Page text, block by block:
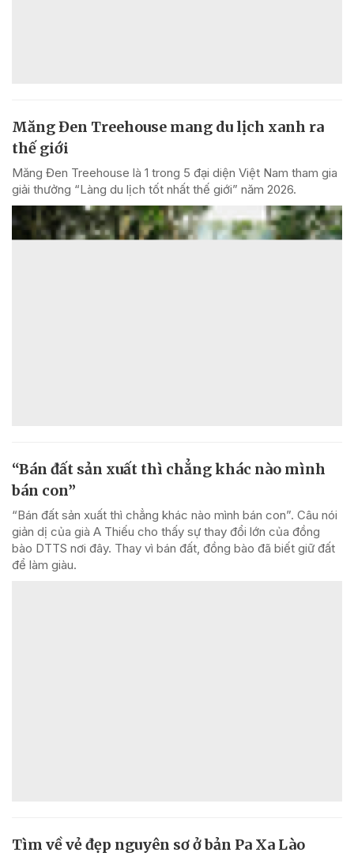
Măng Đen Treehouse mang du lịch xanh ra
thế giới
Măng Đen Treehouse là 1 trong 5 đại diện Việt Nam tham gia
giải thưởng “Làng du lịch tốt nhất thế giới” năm 2026.
“Bán đất sản xuất thì chẳng khác nào mình
bán con”
“Bán đất sản xuất thì chẳng khác nào mình bán con”. Câu nói
giản dị của già A Thiếu cho thấy sự thay đổi lớn của đồng
bào DTTS nơi đây. Thay vì bán đất, đồng bào đã biết giữ đất
để làm giàu.
Tìm về vẻ đẹp nguyên sơ ở bản Pa Xa Lào